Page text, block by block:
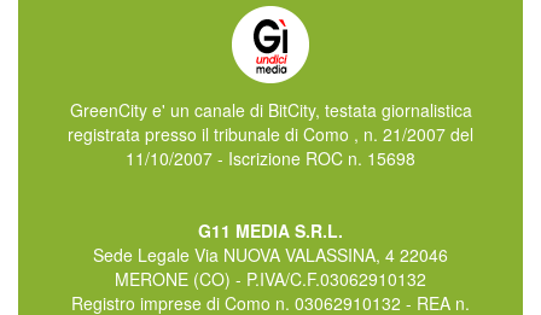
GreenCity e' un canale di BitCity, testata giornalistica
registrata presso il tribunale di Como , n. 21/2007 del
11/10/2007 - Iscrizione ROC n. 15698
G11 MEDIA S.R.L.
Sede Legale Via NUOVA VALASSINA, 4 22046
MERONE (CO) - P.IVA/C.F.03062910132
Registro imprese di Como n. 03062910132 - REA n.